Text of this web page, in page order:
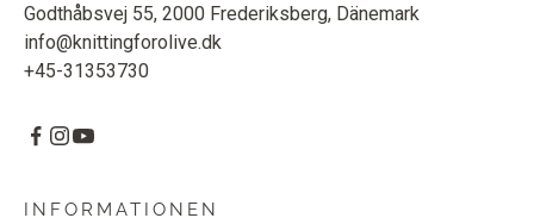
Godthåbsvej 55, 2000 Frederiksberg, Dänemark
info@knittingforolive.dk
+45-31353730
INFORMATIONEN